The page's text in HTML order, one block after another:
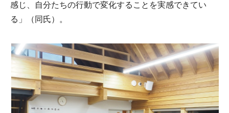
感じ、自分たちの行動で変化することを実感できてい
る」（同氏）。